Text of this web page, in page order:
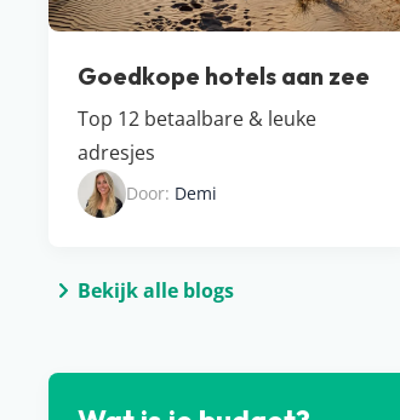
Goedkope hotels aan zee
Top 12 betaalbare & leuke
adresjes
Door: Demi
Bekijk alle blogs